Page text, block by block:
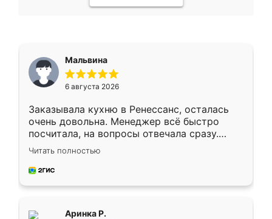
Мальвина
6 августа 2026
Заказывала кухню в Ренессанс, осталась
очень довольна. Менеджер всё быстро
посчитала, на вопросы отвечала сразу.
Замерщик приехал в субботу, подошёл к
делу со всей ответственностью. Собрали
за день, ребята работали аккуратно, даже
Читать полностью
Аринка Р.